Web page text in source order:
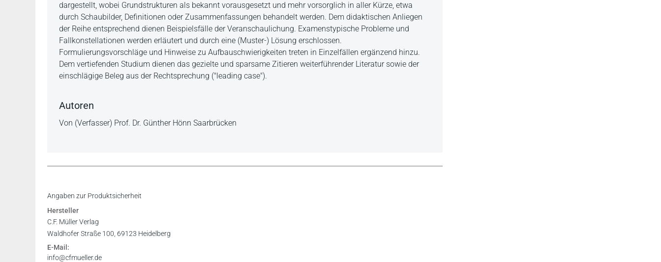
dargestellt, wobei Grundstrukturen als bekannt vorausgesetzt und mehr vorsorglich in aller Kürze, etwa
durch Schaubilder, Definitionen oder Zusammenfassungen behandelt werden. Dem didaktischen Anliegen
der Reihe entsprechend dienen Beispielsfälle der Veranschaulichung. Examenstypische Probleme und
Fallkonstellationen werden erläutert und durch eine (Muster-) Lösung erschlossen.
Formulierungsvorschläge und Hinweise zu Aufbauschwierigkeiten treten in Einzelfällen ergänzend hinzu.
Dem vertiefenden Studium dienen das gezielte und sparsame Zitieren weiterführender Literatur sowie der
einschlägige Beleg aus der Rechtsprechung ("leading case").
Autoren
Von (Verfasser) Prof. Dr. Günther Hönn Saarbrücken
studjur-online.de 16.7.2009
Register
Angaben zur Produktsicherheit
Hersteller
C.F. Müller Verlag
Waldhofer Straße 100, 69123 Heidelberg
E-Mail:
info@cfmueller.de